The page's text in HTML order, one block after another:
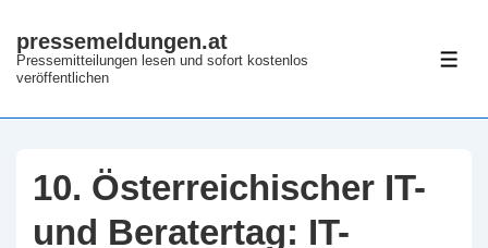
Zum
Inhalt
pressemeldungen.at
Pressemitteilungen lesen und sofort kostenlos
veröffentlichen
10. Österreichischer IT-
und Beratertag: IT-